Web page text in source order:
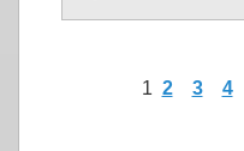
1 2 3 4